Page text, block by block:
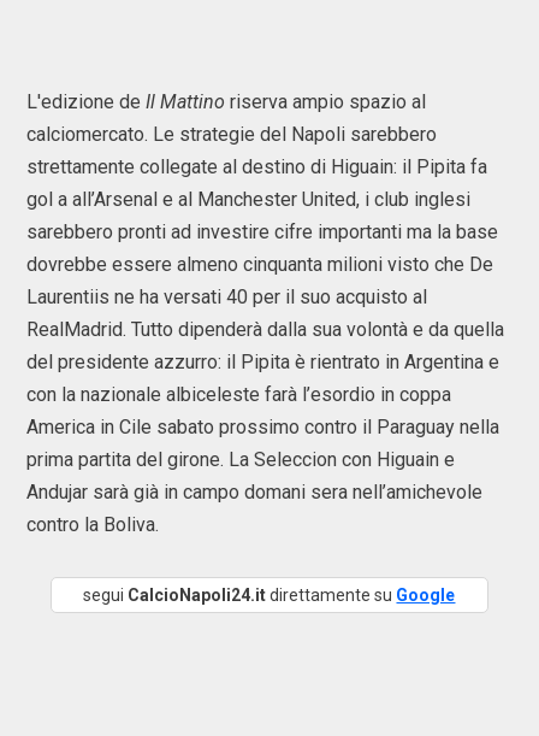
L'edizione de Il Mattino riserva ampio spazio al
calciomercato. Le strategie del Napoli sarebbero
strettamente collegate al destino di Higuain: il Pipita fa
gol a all’Arsenal e al Manchester United, i club inglesi
sarebbero pronti ad investire cifre importanti ma la base
dovrebbe essere almeno cinquanta milioni visto che De
Laurentiis ne ha versati 40 per il suo acquisto al
RealMadrid. Tutto dipenderà dalla sua volontà e da quella
del presidente azzurro: il Pipita è rientrato in Argentina e
con la nazionale albiceleste farà l’esordio in coppa
America in Cile sabato prossimo contro il Paraguay nella
prima partita del girone. La Seleccion con Higuain e
Andujar sarà già in campo domani sera nell’amichevole
contro la Boliva.
segui CalcioNapoli24.itdirettamente su Google